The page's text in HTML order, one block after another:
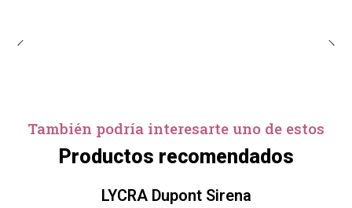
También podría interesarte uno de estos
Productos recomendados
LYCRA Dupont Sirena